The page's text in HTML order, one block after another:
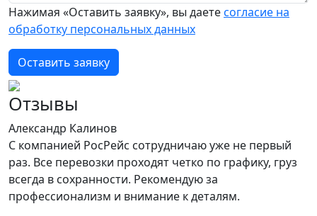
Нажимая «Оставить заявку», вы даетесогласие на
обработку персональных данных
Оставить заявку
Отзывы
Александр Калинов
С компанией РосРейс сотрудничаю уже не первый
раз. Все перевозки проходят четко по графику, груз
всегда в сохранности. Рекомендую за
профессионализм и внимание к деталям.